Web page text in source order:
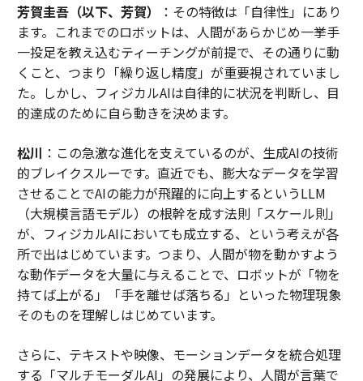
芳賀圭吾（以下、芳賀）
：その特徴は「自律性」にあり
ます。これまでのロボットは、人間があらかじめ一挙手
一投足を教え込むティーチングが前提で、その通りに動
くこと、つまり「繰り返し精度」が重要視されていまし
た。しかし、フィジカルAIは自律的に状況を判断し、目
的達成のために自ら動きを決めます。
松川 ：この急激な進化を支えているのが、生成AIの技術
的ブレイクスルーです。直近でも、膨大なデータを学習
させることでAIの能力が飛躍的に向上するというLLM
（大規模言語モデル）の根幹を成す法則「スケール則」
が、フィジカルAIにおいても成立する、という考えが各
所で出はじめています。つまり、人間が物を動かすよう
な動作データを大量に与えることで、ロボットが「物を
持てば上がる」「手を離せば落ちる」といった物理現象
そのものを理解しはじめています。
さらに、テキストや映像、モーションデータを統合処理
する「マルチモーダルAI」の発展により、人間が言葉で